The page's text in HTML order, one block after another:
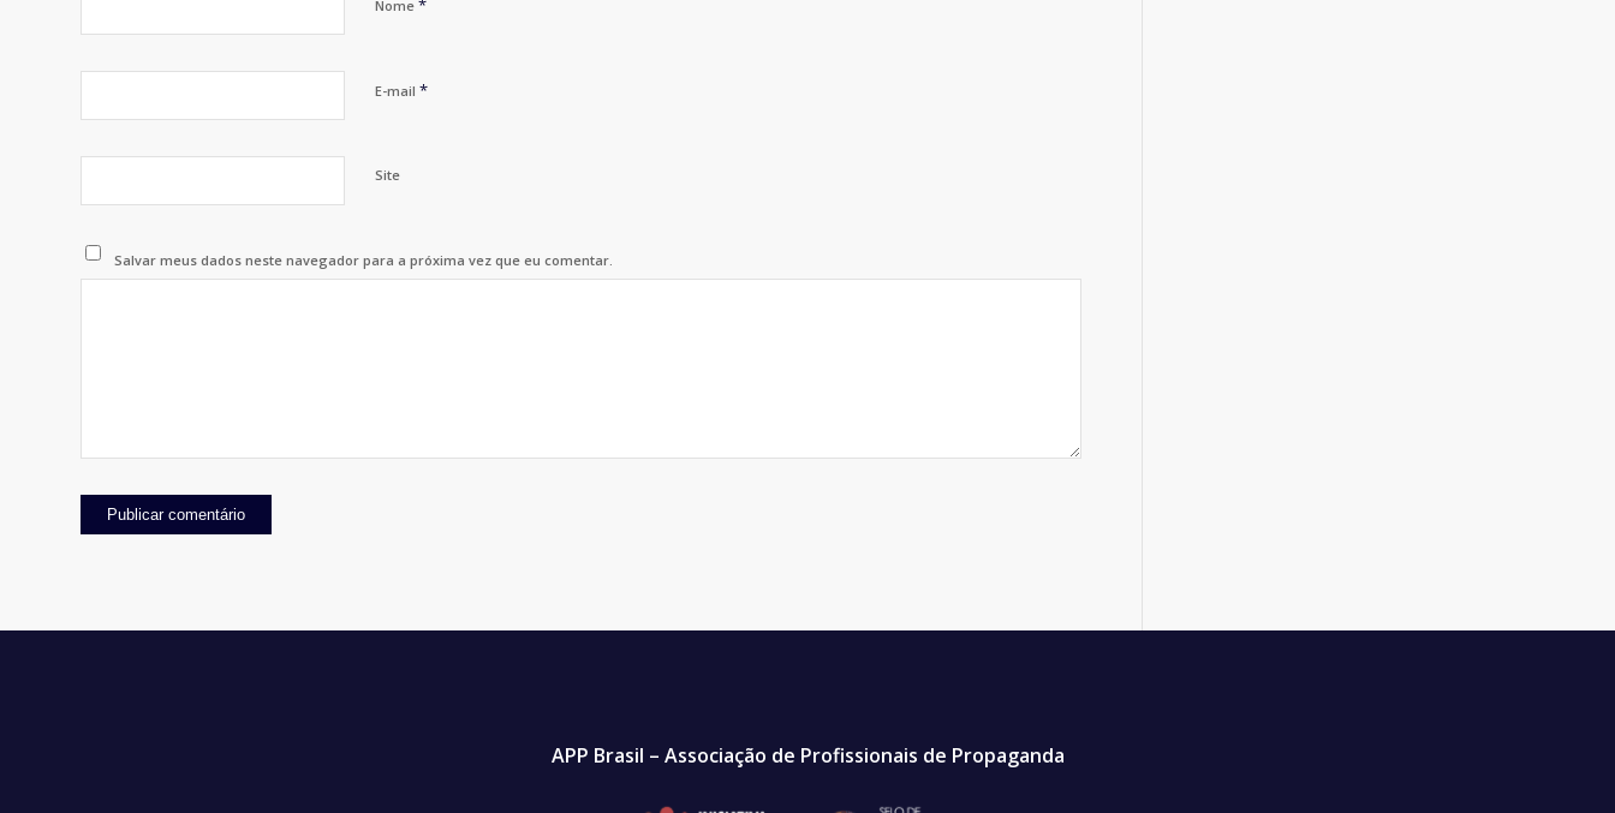
Nome *
E-mail *
Site
Salvar meus dados neste navegador para a próxima vez que eu comentar.
APP Brasil – Associação de Profissionais de Propaganda